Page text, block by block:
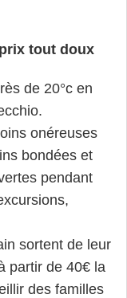
tout doux
de 20°c en
onéreuses
bondées et
pendant
sortent de leur
partir de 40€ la
des familles